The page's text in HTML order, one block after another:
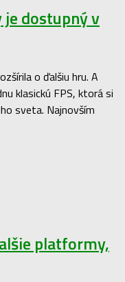
je dostupný v
o ďalšiu hru. A
klasickú FPS, ktorá si
sveta. Najnovším
platformy,